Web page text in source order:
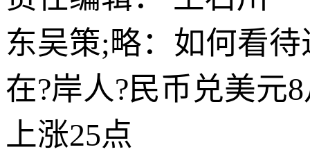
东吴策;略：如何看
在?岸人?民币兑美元
上涨25点